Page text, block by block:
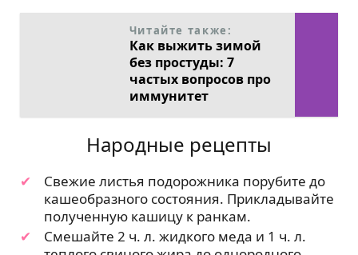
Читайте также:
Как выжить зимой
без простуды: 7
частых вопросов про
иммунитет
Народные рецепты
Свежие листья подорожника порубите до
кашеобразного состояния. Прикладывайте
полученную кашицу к ранкам.
Смешайте 2 ч. л. жидкого меда и 1 ч. л.